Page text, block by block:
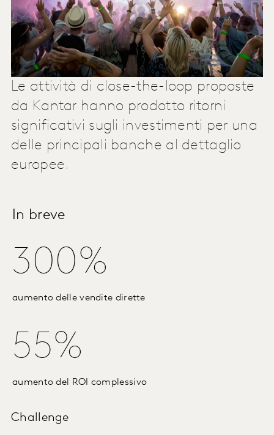
Le attività di close-the-loop proposte
da Kantar hanno prodotto ritorni
significativi sugli investimenti per una
delle principali banche al dettaglio
europee.
In breve
300%
aumento delle vendite dirette
55%
aumento del ROI complessivo
Challenge